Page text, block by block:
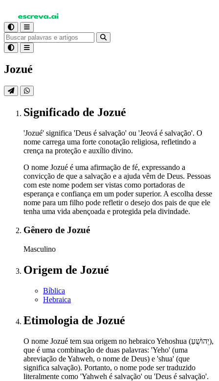
Jozué
Significado de Jozué
'Jozué' significa 'Deus é salvação' ou 'Jeová é salvação'. O
nome carrega uma forte conotação religiosa, refletindo a
crença na proteção e auxílio divino.
O nome Jozué é uma afirmação de fé, expressando a
convicção de que a salvação e a ajuda vêm de Deus. Pessoas
com este nome podem ser vistas como portadoras de
esperança e confiança em um poder superior. A escolha desse
nome para um filho pode refletir o desejo dos pais de que ele
tenha uma vida abençoada e protegida pela divindade.
Gênero de Jozué
Masculino
Origem de Jozué
Bíblica
Hebraica
Etimologia de Jozué
O nome Jozué tem sua origem no hebraico Yehoshua (יְהוֹשֻׁעַ),
que é uma combinação de duas palavras: 'Yeho' (uma
abreviação de Yahweh, o nome de Deus) e 'shua' (que
significa salvação). Portanto, o nome pode ser traduzido
literalmente como 'Yahweh é salvação' ou 'Deus é salvação'.